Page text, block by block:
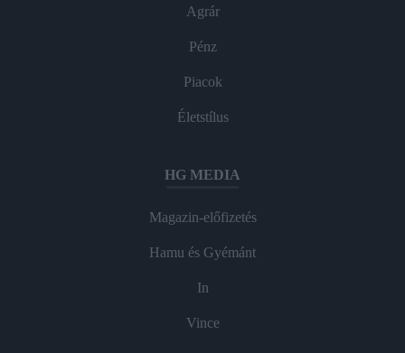
Agrár
Pénz
Piacok
Életstílus
HG MEDIA
Magazin-előfizetés
Hamu és Gyémánt
In
Vince